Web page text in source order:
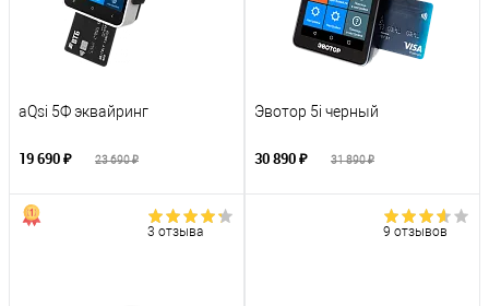
aQsi 5Ф эквайринг
19 690 ₽ 23 690 ₽
Эвотор 5i черный
30 890 ₽ 31 890 ₽
3 отзыва 9 отзывов